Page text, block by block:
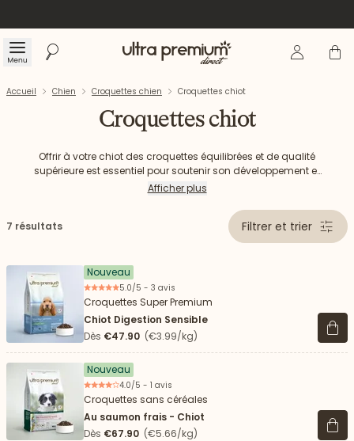
Menu Rechercher Accueil Se Panier
Accueil Chien Croquettes chien Croquettes chiot
Croquettes chiot
Offrir à votre chiot des croquettes équilibrées et de qualité
supérieure est essentiel pour soutenir son développement et
assurer son bien-être. Découvrez notre gamme de
répondre aux besoins nutritionnels des jeunes chiens en
Afficher plus
7 résultats Filtrer et trier
Nouveau
5.0/5 - 3 avis
Croquettes Super Premium
Chiot Digestion Sensible
Dès €47.90 (€3.99/kg) Voir
Nouveau
4.0/5 - 1 avis
Croquettes sans céréales
Au saumon frais - Chiot
Dès €67.90 (€5.66/kg) Voir